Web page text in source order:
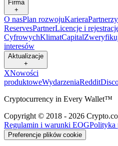
Firma
+
O nasPlan rozwojuKarieraPartnerzy
ReservesPartnerLicencje i
CyfrowychKlimatCapital
interesów
Aktualizacje
+
XNowości
produktoweWydarzeniaReddit
Cryptocurrency in Every Wallet™
Copyright © 2018 - 2026
Regulamin i warunki EOGPolityka
Preferencje plików cookie